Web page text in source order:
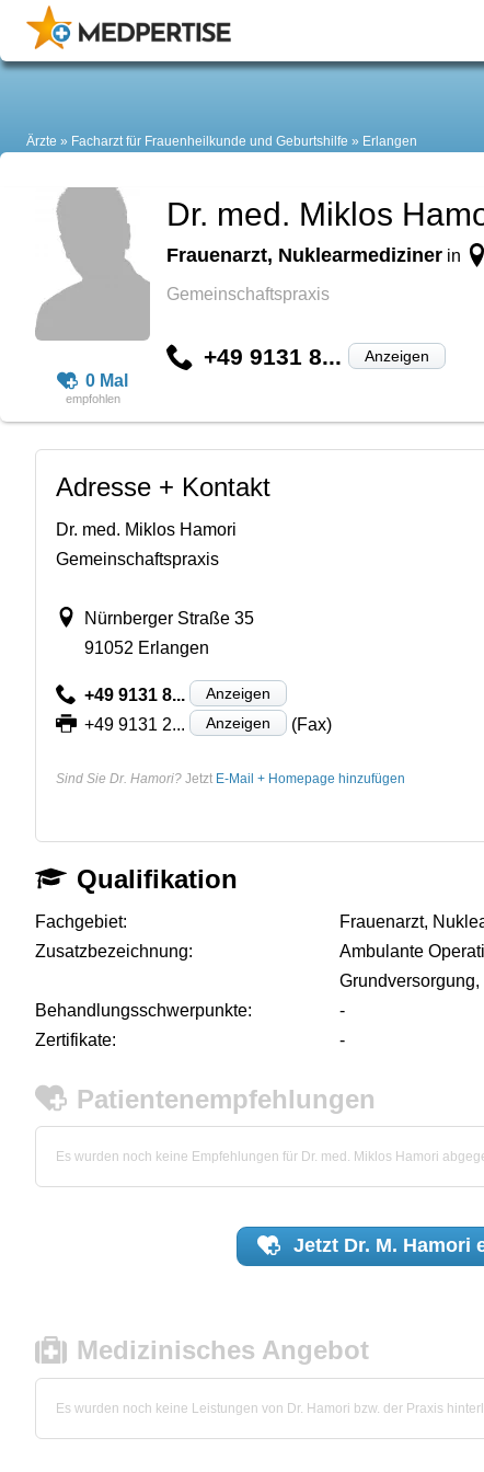
Ärzte Facharzt für Frauenheilkunde und Geburtshilfe Erlangen
0 Mal
Dr. med. Miklos
Frauenarzt, Nuklearmediziner in
Gemeinschaftspraxis
+49 9131 8... Anzeigen
Adresse + Kontakt
Dr. med. Miklos Hamori
Gemeinschaftspraxis
Nürnberger Straße 35
91052 Erlangen
+49 9131 8... Anzeigen
+49 9131 2... Anzeigen (Fax)
Sind Sie Dr. Hamori? Jetzt E-Mail + Homepage hinzufügen
Qualifikation
Fachgebiet:
Frauenarzt,
Zusatzbezeichnung:
Ambulante
Behandlungsschwerpunkte:
-
Zertifikate:
-
Patientenempfehlungen
Es wurden noch keine Empfehlungen für Dr. med. Miklos Hamori
Jetzt Dr. M. Hamori
Medizinisches Angebot
Es wurden noch keine Leistungen von Dr. Hamori bzw. der Praxis